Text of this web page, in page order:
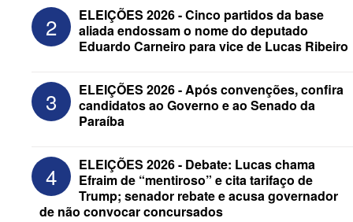
reeleição, Veneziano escolhe segundo
suplente para o Senado; saiba que é
2
ELEIÇÕES 2026 - Cinco partidos da base
aliada endossam o nome do deputado
Eduardo Carneiro para vice de Lucas Ribeiro
3
ELEIÇÕES 2026 - Após convenções, confira
candidatos ao Governo e ao Senado da
Paraíba
4
ELEIÇÕES 2026 - Debate: Lucas chama
Efraim de “mentiroso” e cita tarifaço de
Trump; senador rebate e acusa governador
de não convocar concursados